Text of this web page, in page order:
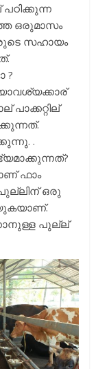
ഒരുമാസം
സഹായം
?
പാക്കറ്റില്
.
ഫാം
ഒരു
പുല്ല്